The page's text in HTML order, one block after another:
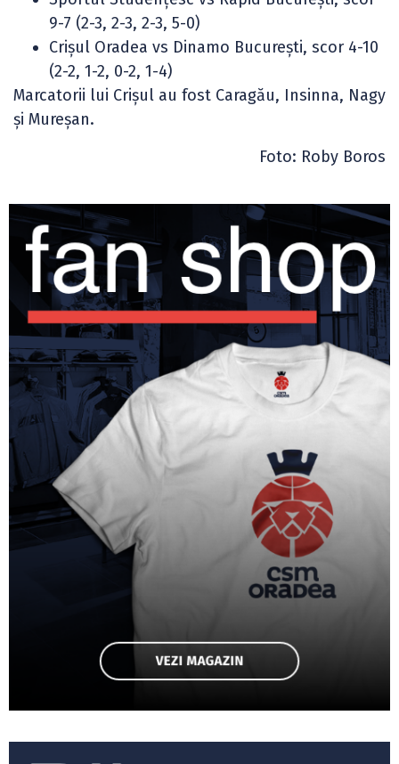
9-7 (2-3, 2-3, 2-3, 5-0)
Crișul Oradea vs Dinamo București, scor 4-10
(2-2, 1-2, 0-2, 1-4)
Marcatorii lui Crișul au fost Caragău, Insinna, Nagy
și Mureșan.
Foto: Roby Boros